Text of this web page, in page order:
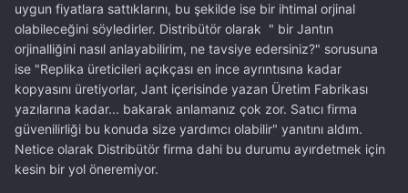
uygun fiyatlara sattıklarını, bu şekilde ise bir ihtimal orjinal
olabileceğini söyledirler. Distribütör olarak " bir Jantın
orjinalliğini nasıl anlayabilirim, ne tavsiye edersiniz?" sorusuna
ise "Replika üreticileri açıkçası en ince ayrıntısına kadar
kopyasını üretiyorlar, Jant içerisinde yazan Üretim Fabrikası
yazılarına kadar... bakarak anlamanız çok zor. Satıcı firma
güvenilirliği bu konuda size yardımcı olabilir" yanıtını aldım.
Netice olarak Distribütör firma dahi bu durumu ayırdetmek için
kesin bir yol öneremiyor.